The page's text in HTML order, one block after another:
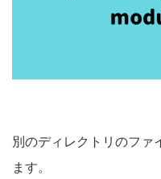
別のディレクトリのファ
ます。